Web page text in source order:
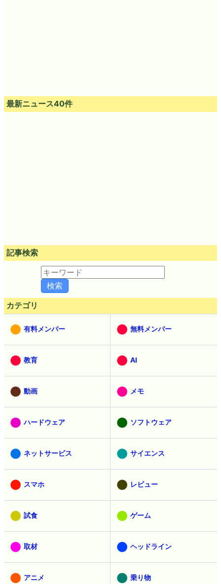
最新ニュース40件
記事検索
カテゴリ
有料メンバー 無料メンバー
教育 AI
動画 メモ
ハードウェア ソフトウェア
ネットサービス サイエンス
スマホ レビュー
試食 ゲーム
取材 ヘッドライン
アニメ 乗り物